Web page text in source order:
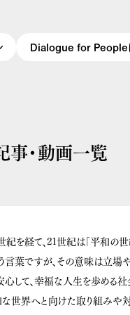
Dialogue for People
事・動画一覧
を経て、21世紀は「平和の世
言葉ですが、その意味は立
心して、幸福な人生を歩め
世界へと向けた取り組みや対